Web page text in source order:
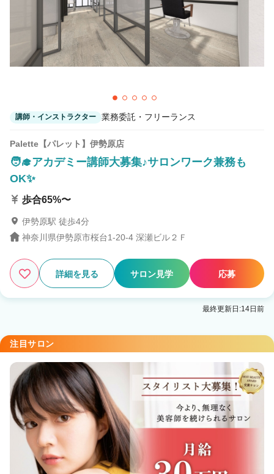
講師・インストラクター 業務委託・フリーランス
Palette【パレット】伊勢原店
🧑‍🎓アカデミー講師大募集♪サロンワーク兼務も
OK✨
歩合65%〜
伊勢原駅 徒歩4分
神奈川県伊勢原市桜台1-20-4 深瀬ビル２Ｆ
詳細を見る サロン見学 応募
最終更新日:14日前
注目サロン